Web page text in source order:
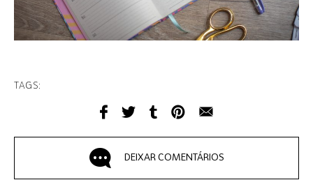
TAGS:
DEIXAR COMENTÁRIOS